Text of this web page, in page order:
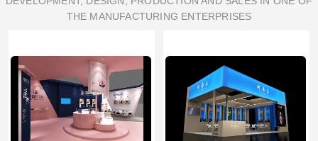
THE MANUFACTURING ENTERPRISES